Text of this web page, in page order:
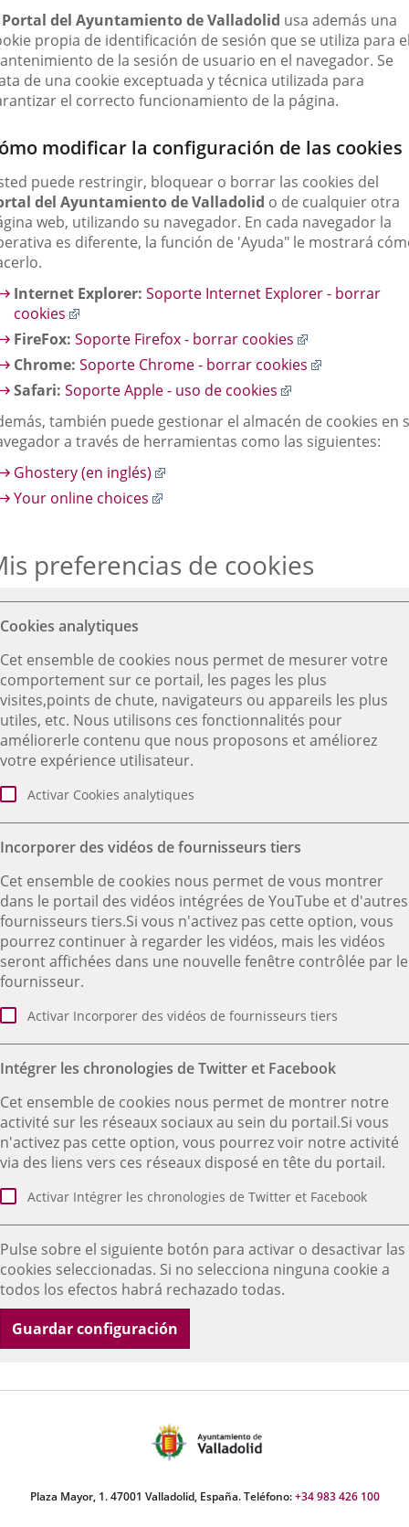
Portal del Ayuntamiento de Valladolid usa además una
propia de identificación de sesión que se utiliza para
de la sesión de usuario en el navegador. Se
de una cookie exceptuada y técnica utilizada para
el correcto funcionamiento de la página.
modificar la configuración de las cookies
puede restringir, bloquear o borrar las cookies del
del Ayuntamiento de Valladolid o de cualquier otra
web, utilizando su navegador. En cada navegador la
es diferente, la función de 'Ayuda" le mostrará
Internet Explorer: Soporte Internet Explorer - borrar
cookies
a
una
aplicación
externa.
FireFox: Soporte Firefox - borrar cookies
a
externa.
Chrome: Soporte Chrome - borrar cookies
aplicación
externa.
Safari: Soporte Apple - uso de cookies
una
aplicación
también puede gestionar el almacén de cookies en
a través de herramientas como las siguientes:
Ghostery (en inglés)
externa.
Your online choices
aplicación
externa.
preferencias de cookies
Cookies analytiques
Cet ensemble de cookies nous permet de mesurer votre
comportement sur ce portail, les pages les plus
visites,points de chute, navigateurs ou appareils les plus
utiles, etc. Nous utilisons ces fonctionnalités pour
améliorerle contenu que nous proposons et améliorez
votre expérience utilisateur.
Activar Cookies analytiques
Incorporer des vidéos de fournisseurs tiers
Cet ensemble de cookies nous permet de vous montrer
dans le portail des vidéos intégrées de YouTube et d'autres
fournisseurs tiers.Si vous n'activez pas cette option, vous
pourrez continuer à regarder les vidéos, mais les vidéos
seront affichées dans une nouvelle fenêtre contrôlée par le
fournisseur.
Activar Incorporer des vidéos de fournisseurs tiers
Intégrer les chronologies de Twitter et Facebook
Cet ensemble de cookies nous permet de montrer notre
activité sur les réseaux sociaux au sein du portail.Si vous
n'activez pas cette option, vous pourrez voir notre activité
via des liens vers ces réseaux disposé en tête du portail.
Activar Intégrer les chronologies de Twitter et Facebook
Pulse sobre el siguiente botón para activar o desactivar las
cookies seleccionadas. Si no selecciona ninguna cookie a
todos los efectos habrá rechazado todas.
Guardar configuración
Plaza Mayor, 1. 47001 Valladolid, España. Teléfono:+34 983 426 100